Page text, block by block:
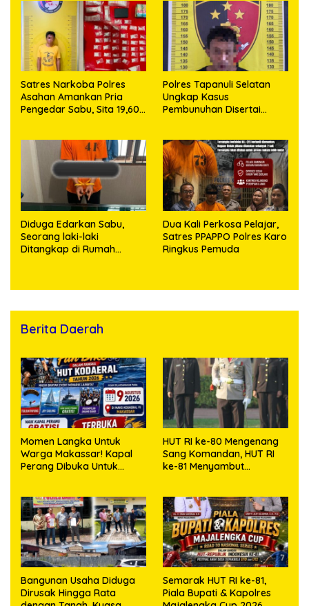
63,67 Gram Sabu
Satres Narkoba Polres
Asahan Amankan Pria
Pengedar Sabu, Sita 19,60
Polres Tapanuli Selatan
Ungkap Kasus
Pembunuhan Disertai
Ditangkap
Diduga Edarkan Sabu,
Seorang laki-laki
Ditangkap di Rumah
Dua Kali Perkosa Pelajar,
Satres PPAPPO Polres Karo
Ringkus Pemuda
Berita Daerah
Momen Langka Untuk
Warga Makassar! Kapal
Perang Dibuka Untuk
HUT RI ke-80 Mengenang
Sang Komandan, HUT RI
ke-81 Menyambut
Bangunan Usaha Diduga
Dirusak Hingga Rata
Semarak HUT RI ke-81,
Piala Bupati & Kapolres